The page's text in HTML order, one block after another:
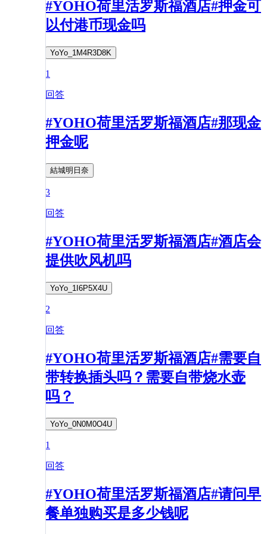
#YOHO荷里活罗斯福酒店#押金可
以付港币现金吗
YoYo_1M4R3D8K
1
回答
#YOHO荷里活罗斯福酒店#那现金
押金呢
結城明日奈
3
回答
#YOHO荷里活罗斯福酒店#酒店会
提供吹风机吗
YoYo_1I6P5X4U
2
回答
#YOHO荷里活罗斯福酒店#需要自
带转换插头吗？需要自带烧水壶
吗？
YoYo_0N0M0O4U
1
回答
#YOHO荷里活罗斯福酒店#请问早
餐单独购买是多少钱呢